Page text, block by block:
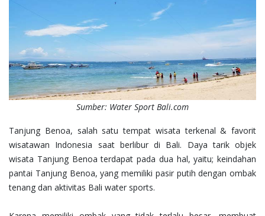
Sumber: Water Sport Bali.com
Tanjung Benoa, salah satu tempat wisata terkenal & favorit
wisatawan Indonesia saat berlibur di Bali. Daya tarik objek
wisata Tanjung Benoa terdapat pada dua hal, yaitu; keindahan
pantai Tanjung Benoa, yang memiliki pasir putih dengan ombak
tenang dan aktivitas Bali water sports.